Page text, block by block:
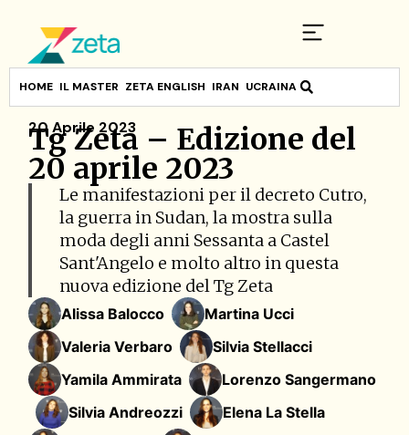
HOME IL MASTER ZETA ENGLISH IRAN UCRAINA
20 Aprile 2023
Tg Zeta – Edizione del
20 aprile 2023
Le manifestazioni per il decreto Cutro,
la guerra in Sudan, la mostra sulla
moda degli anni Sessanta a Castel
Sant'Angelo e molto altro in questa
nuova edizione del Tg Zeta
Alissa Balocco
Martina Ucci
Valeria Verbaro
Silvia Stellacci
Yamila Ammirata
Lorenzo Sangermano
Silvia Andreozzi
Elena La Stella